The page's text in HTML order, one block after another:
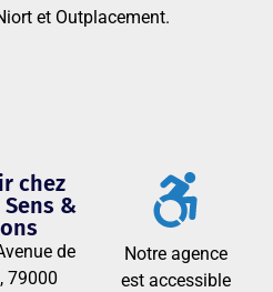
et Outplacement.
chez
Sens &
de
79000
Notre agence
est accessible